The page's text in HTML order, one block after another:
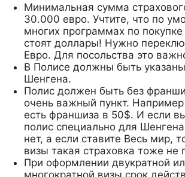
Минимальная сумма
30.000 евро. Учтите, что по
многих программах по покупке
стоят доллары! Нужно
Евро. Для посольства это
В Полисе должны быть
Шенгена.
Полис должен быть без
очень важный пункт.
есть франшиза в 50$. И если
полис специально для
нет, а если ставите Весь мир,
визы такая страховка тоже не
При оформлении двукратной
многократной визы срок